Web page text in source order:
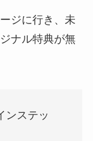
ジに行き、未
ナル特典が無
ンステッ